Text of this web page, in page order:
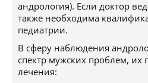
андрология). Если доктор
также необходима
педиатрии.
В сферу наблюдения
спектр мужских проблем, их
лечения: